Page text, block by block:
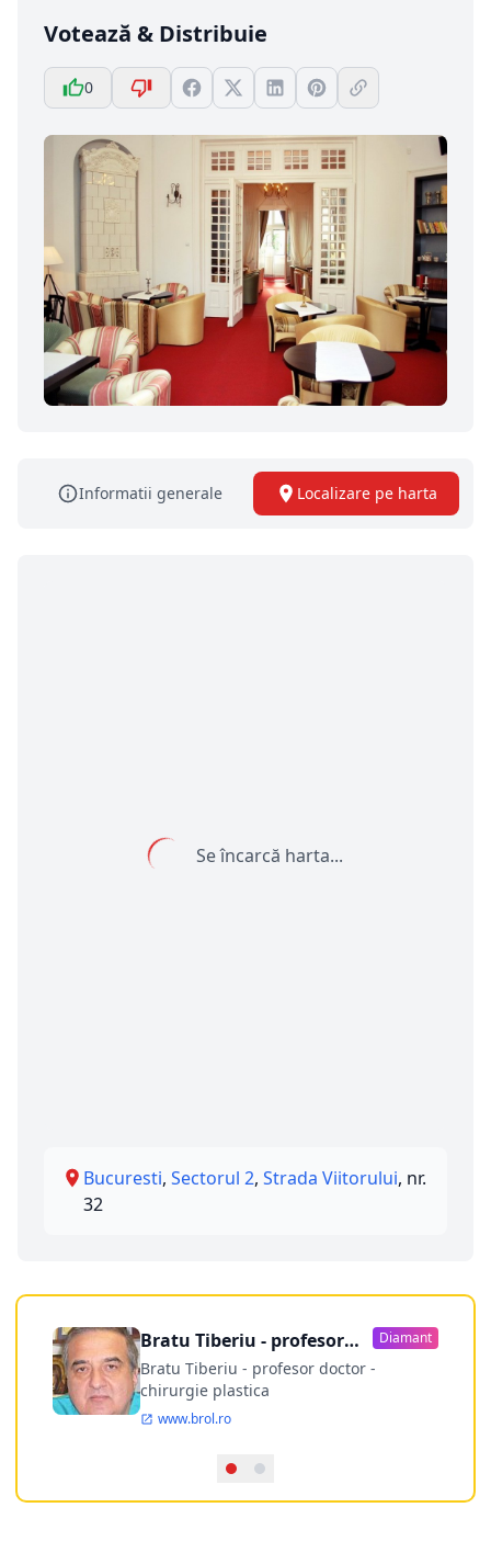
Votează & Distribuie
0
Informatii generale Localizare pe harta
Se încarcă harta...
Bucuresti, Sectorul 2, Strada Viitorului, nr.
32
Bratu Tiberiu - profesor
doctor
Diamant
Bratu Tiberiu - profesor doctor -
chirurgie plastica
www.brol.ro